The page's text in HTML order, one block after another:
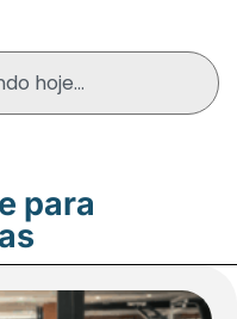
para